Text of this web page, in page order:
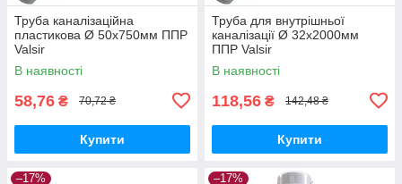
Труба каналізаційна
пластикова Ø 50х750мм ППР
Valsir
В наявності
58,76 ₴ 70,72 ₴
Купити
Труба для внутрішньої
каналізації Ø 32х2000мм
ППР Valsir
В наявності
118,56 ₴ 142,48 ₴
Купити
–17% –17%